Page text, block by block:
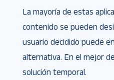
La mayoría de estas
contenido se pueden
usuario decidido puede
alternativa. En el mejor
solución temporal.